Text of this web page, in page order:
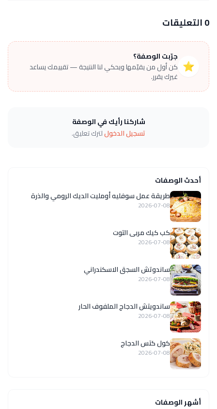
0 التعليقات
⭐
جرّبت الوصفة؟
كن أول من يقيّمها ويحكي لنا النتيجة — تقييمك يساعد
غيرك يقرر.
شاركنا رأيك في الوصفة
تسجيل الدخوللترك تعليق.
أحدث الوصفات
طريقة عمل سوفليه أومليت الديك الرومي والذرة
2026-07-08
كب كيك مربى التوت
2026-07-08
ساندوتش السجق الاسكندراني
2026-07-08
ساندويتش الدجاج الملفوف الحار
2026-07-08
كول كتس الدجاج
2026-07-08
أشهر الوصفات